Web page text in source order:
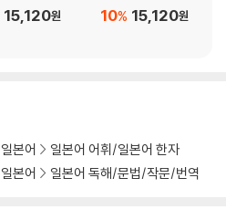
15,120원 15,120원
10%
일본어
일본어 어휘/일본어 한자
일본어 일본어 독해/문법/작문/번역